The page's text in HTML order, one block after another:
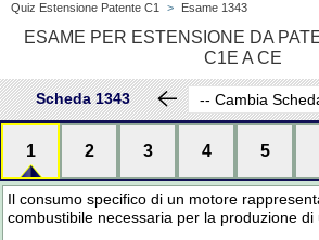
Quiz Estensione Patente C1 > Esame 1343
ESAME PER ESTENSIONE DA
C1E A CE
Scheda 1343
1 2 3 4 5
Il consumo specifico di un motore
combustibile necessaria per la produzione